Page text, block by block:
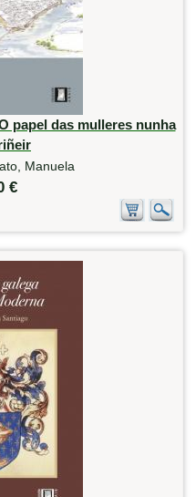
papel das mulleres nunha
Manuela
€